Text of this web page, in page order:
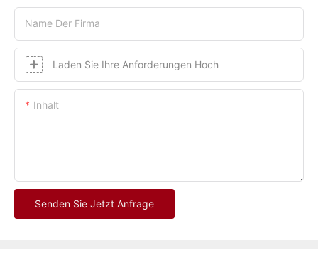
Name Der Firma
Laden Sie Ihre Anforderungen Hoch
Inhalt
Senden Sie Jetzt Anfrage